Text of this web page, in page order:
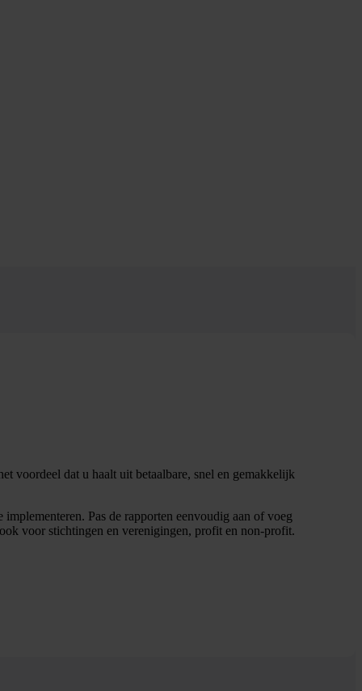
voordeel dat u haalt uit betaalbare, snel en gemakkelijk
Pas de rapporten eenvoudig aan of voeg
voor stichtingen en verenigingen, profit en non-profit.